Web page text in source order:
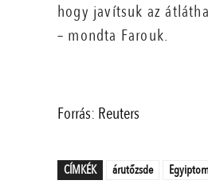
hogy javítsuk az
– mondta Farouk.
Forrás: Reuters
CÍMKÉK árutőzsde